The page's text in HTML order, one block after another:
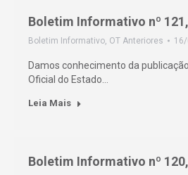
Boletim Informativo nº
Boletim Informativo, OT Anteriores
Damos conhecimento da
Oficial do Estado…
Leia Mais
Boletim Informativo nº